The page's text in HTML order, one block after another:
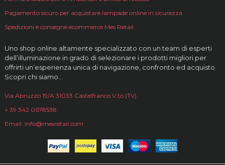
Pagamento sicuro per acquistare lampade online in sicurezza
Spedizioni e consegne ecommerce Mes Retail
Uno shop online altamente specializzato con un team di esperti
dell’illuminazione in grado di selezionare i prodotti migliori per
offrirti un’esperienza unica di navigazione, confronto ed acquisto.
Scopri chi siamo…
Via Abruzzo 19/A 31033 Castelfranco V.to (TV)
+ 39 342 0678538
Email: info@mesretail.com